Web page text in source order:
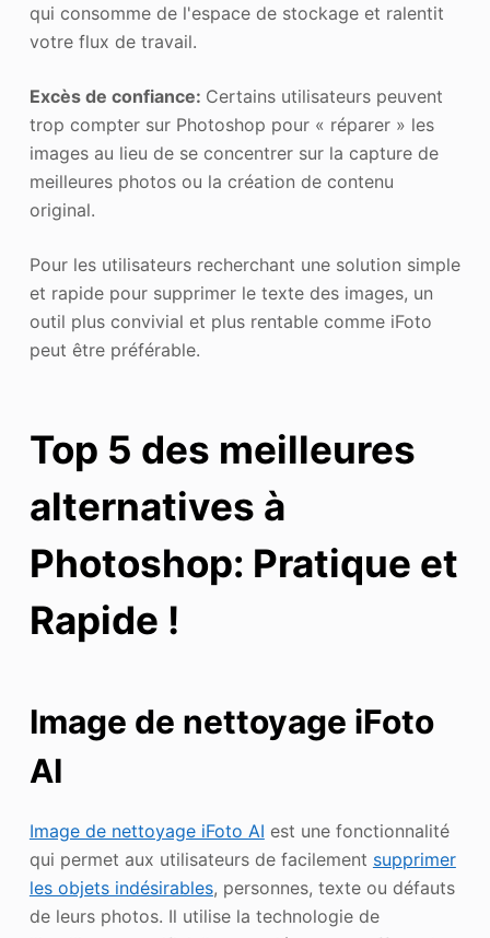
qui consomme de l'espace de stockage et ralentit
votre flux de travail.
Excès de confiance: Certains utilisateurs peuvent
trop compter sur Photoshop pour « réparer » les
images au lieu de se concentrer sur la capture de
meilleures photos ou la création de contenu
original.
Pour les utilisateurs recherchant une solution simple
et rapide pour supprimer le texte des images, un
outil plus convivial et plus rentable comme iFoto
peut être préférable.
Top 5 des meilleures
alternatives à
Photoshop: Pratique et
Rapide !
Image de nettoyage iFoto
AI
Image de nettoyage iFoto AI est une fonctionnalité
qui permet aux utilisateurs de facilement supprimer
les objets indésirables, personnes, texte ou défauts
de leurs photos. Il utilise la technologie de